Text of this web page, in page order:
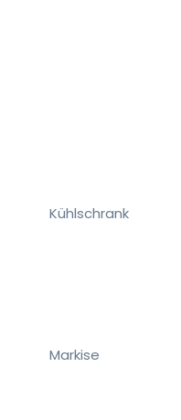
Kühlschrank
Markise